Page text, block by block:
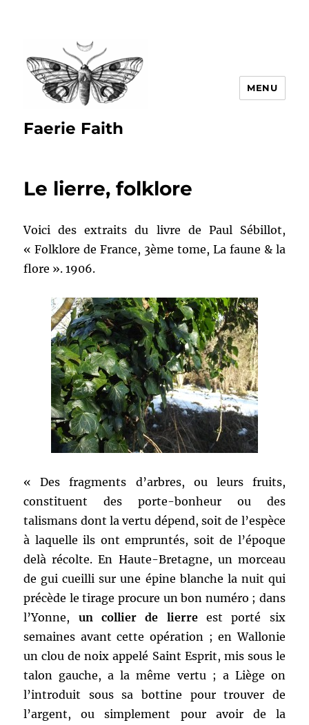
Faerie Faith
MENU
Le lierre, folklore
Voici des extraits du livre de Paul Sébillot,
« Folklore de France, 3ème tome, La faune & la
flore ». 1906.
« Des fragments d’arbres, ou leurs fruits,
constituent des porte-bonheur ou des
talismans dont la vertu dépend, soit de l’espèce
à laquelle ils ont empruntés, soit de l’époque
delà récolte. En Haute-Bretagne, un morceau
de gui cueilli sur une épine blanche la nuit qui
précède le tirage procure un bon numéro ; dans
l’Yonne, un collier de lierreest porté six
semaines avant cette opération ; en Wallonie
un clou de noix appelé Saint Esprit, mis sous le
talon gauche, a la même vertu ; a Liège on
l’introduit sous sa bottine pour trouver de
l’argent, ou simplement pour avoir de la